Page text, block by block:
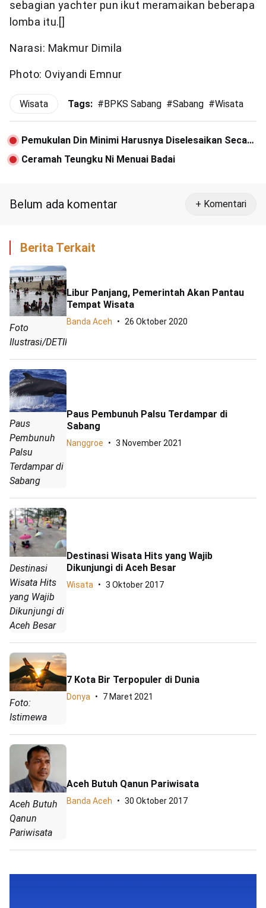
sebagian yachter pun ikut meramaikan beberapa
lomba itu.[]
Narasi: Makmur Dimila
Photo: Oviyandi Emnur
Wisata Tags: #BPKS Sabang #Sabang #Wisata
Pemukulan Din Minimi Harusnya Diselesaikan Secara
Adat
Ceramah Teungku Ni Menuai Badai
Belum ada komentar + Komentari
Berita Terkait
Foto
Ilustrasi/DETIK
Libur Panjang, Pemerintah Akan Pantau
Tempat Wisata
Banda Aceh 26 Oktober 2020
Paus
Pembunuh
Palsu
Terdampar di
Sabang
Paus Pembunuh Palsu Terdampar di
Sabang
Nanggroe 3 November 2021
Destinasi
Wisata Hits
yang Wajib
Dikunjungi di
Aceh Besar
Destinasi Wisata Hits yang Wajib
Dikunjungi di Aceh Besar
Wisata 3 Oktober 2017
Foto:
Istimewa
7 Kota Bir Terpopuler di Dunia
Donya 7 Maret 2021
Aceh Butuh
Qanun
Pariwisata
Aceh Butuh Qanun Pariwisata
Banda Aceh 30 Oktober 2017